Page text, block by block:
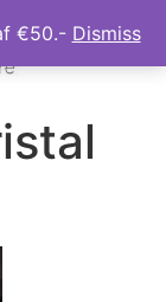
€50.- Dismiss